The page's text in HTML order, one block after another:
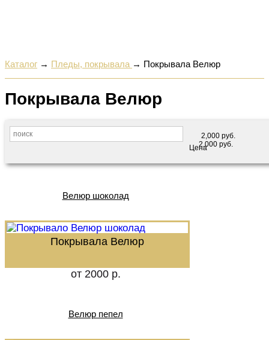
Каталог → Пледы, покрывала → Покрывала Велюр
Покрывала Велюр
Цена
2,000руб.
2,000 руб.
Велюр шоколад
Покрывала Велюр
от 2000 р.
Велюр пепел